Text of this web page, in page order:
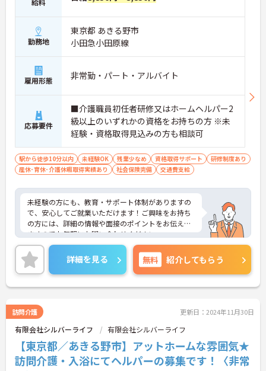
勤務地
東京都 あきる野市
小田急小田原線
雇用形態 非常勤・パート・アルバイト
応募要件
■介護職員初任者研修又はホームヘルパー2
級以上のいずれかの資格をお持ちの方 ※未
経験・資格取得見込みの方も相談可
駅から徒歩10分以内 未経験OK 残業少なめ 資格取得サポート
研修制度あり
産休･育休･介護休暇取得実績あり
社会保険完備 交通費支給
未経験の方にも、教育・サポート体制がありますの
で、安心してご就業いただけます！ご興味をお持ち
の方には、詳細の情報や面接のポイントをお伝えし
ますのでお気軽にお問い合わせください。
詳細を見る 無料 紹介してもらう
訪問介護 更新日：2024年11月30日
有限会社シルバーライフ 有限会社シルバーライフ
【東京都／あきる野市】アットホームな雰囲気★
訪問介護・入浴にてヘルパーの募集です！〈非常